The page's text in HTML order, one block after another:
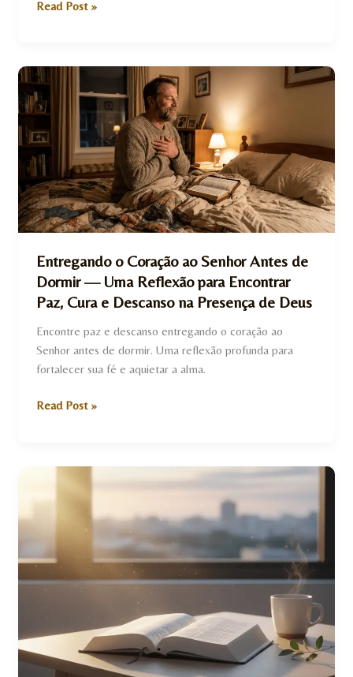
Read Post »
Entregando o Coração ao Senhor Antes de
Dormir — Uma Reflexão para Encontrar
Paz, Cura e Descanso na Presença de Deus
Encontre paz e descanso entregando o coração ao
Senhor antes de dormir. Uma reflexão profunda para
fortalecer sua fé e aquietar a alma.
Entregando
o
Coração
ao
Senhor
Antes
de
Dormir
—
Reflexão
para
Encontrar
Cura
e
Descanso
Read Post »
Dia
ao